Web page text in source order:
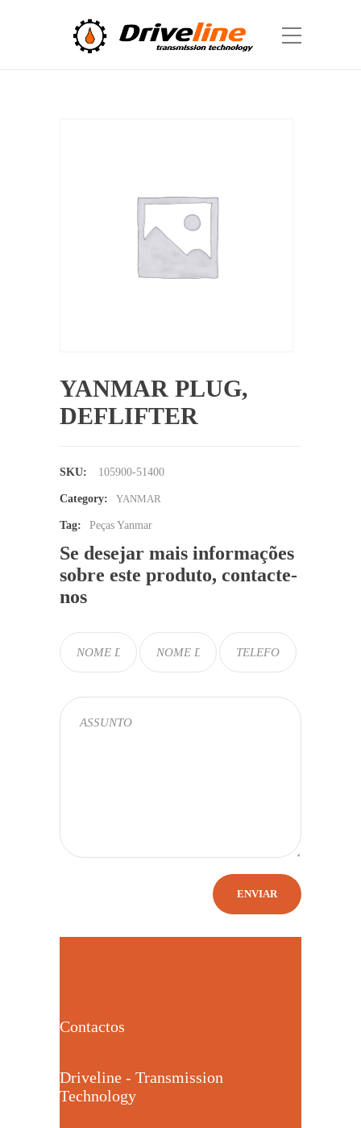
YANMAR PLUG,
DEFLIFTER
SKU: 105900-51400
Category: YANMAR
Tag: Peças Yanmar
Se desejar mais informações
sobre este produto, contacte-
nos
Contactos
Driveline - Transmission
Technology